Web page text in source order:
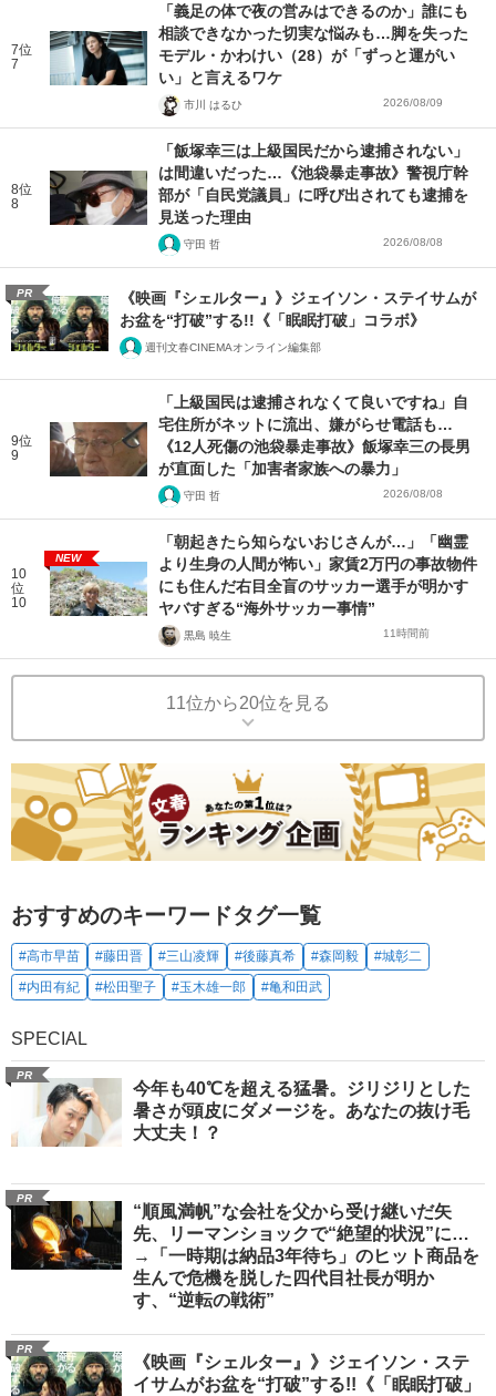
7位
7
「義足の体で夜の営みはできるのか」誰にも
相談できなかった切実な悩みも…脚を失った
モデル・かわけい（28）が「ずっと運がい
い」と言えるワケ
市川 はるひ 2026/08/09
8位
8
「飯塚幸三は上級国民だから逮捕されない」
は間違いだった…《池袋暴走事故》警視庁幹
部が「自民党議員」に呼び出されても逮捕を
見送った理由
守田 哲 2026/08/08
PR
《映画『シェルター』》ジェイソン・ステイサムが
お盆を“打破”する!!《「眠眠打破」コラボ》
週刊文春CINEMAオンライン編集部
9位
9
「上級国民は逮捕されなくて良いですね」自
宅住所がネットに流出、嫌がらせ電話も…
《12人死傷の池袋暴走事故》飯塚幸三の長男
が直面した「加害者家族への暴力」
守田 哲 2026/08/08
10
位
10
NEW
「朝起きたら知らないおじさんが…」「幽霊
より生身の人間が怖い」家賃2万円の事故物件
にも住んだ右目全盲のサッカー選手が明かす
ヤバすぎる“海外サッカー事情”
黒島 暁生 11時間前
11位から20位を見る
おすすめのキーワードタグ一覧
#高市早苗 #藤田晋 #三山凌輝 #後藤真希 #森岡毅
#城彰二
#内田有紀
#松田聖子 #玉木雄一郎 #亀和田武
SPECIAL
PR
今年も40℃を超える猛暑。ジリジリとした
暑さが頭皮にダメージを。あなたの抜け毛
大丈夫！？
PR
“順風満帆”な会社を父から受け継いだ矢
先、リーマンショックで“絶望的状況”に…
→「一時期は納品3年待ち」のヒット商品を
生んで危機を脱した四代目社長が明か
す、“逆転の戦術”
PR
《映画『シェルター』》ジェイソン・ステ
イサムがお盆を“打破”する!!《「眠眠打破」